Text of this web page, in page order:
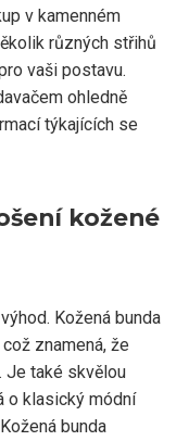
v kamenném
různých střihů
vaši postavu.
ohledně
týkajících se
kožené
Kožená bunda
znamená, že
Je také skvělou
o klasický módní
bunda